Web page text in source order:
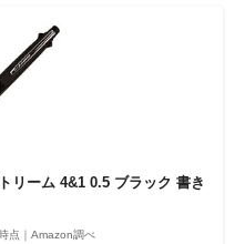
リーム 4&1 0.5 ブラック 書き
点｜Amazon調べ